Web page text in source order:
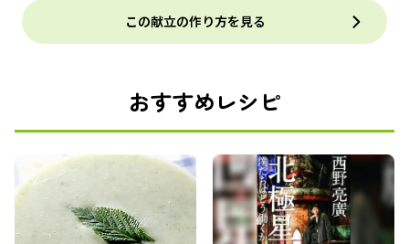
この献立の作り方を見る
おすすめレシピ